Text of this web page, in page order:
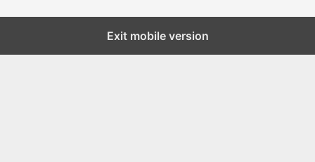
Exit mobile version